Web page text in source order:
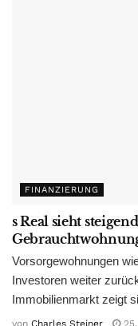
FINANZIERUNG
s Real sieht
Vorsorgewohnungen
Investoren weiter
Immobilienmarkt zeigt